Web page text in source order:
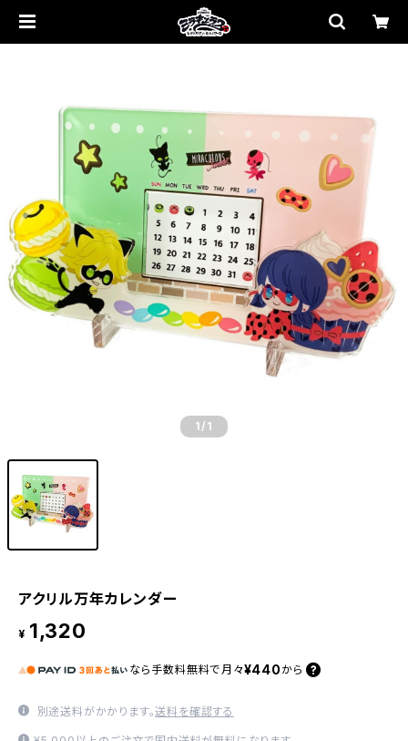
1 /1
アクリル万年カレンダー
¥ 1,320
なら 手数料無料で 月々¥440 から
別途送料がかかります。送料を確認する